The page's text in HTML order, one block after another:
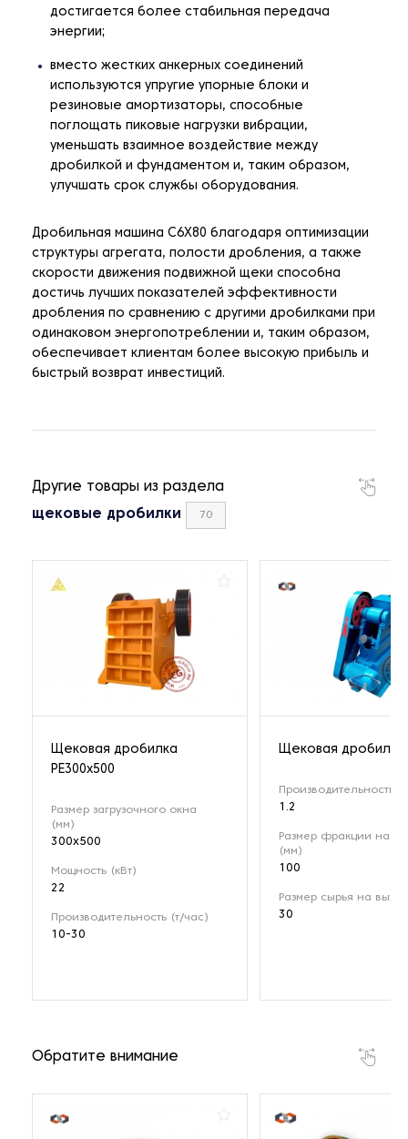
достигается более стабильная передача
энергии;
вместо жестких анкерных соединений
используются упругие упорные блоки и
резиновые амортизаторы, способные
поглощать пиковые нагрузки вибрации,
уменьшать взаимное воздействие между
дробилкой и фундаментом и, таким образом,
улучшать срок службы оборудования.
Дробильная машина C6X80 благодаря оптимизации
структуры агрегата, полости дробления, а также
скорости движения подвижной щеки способна
достичь лучших показателей эффективности
дробления по сравнению с другими дробилками при
одинаковом энергопотреблении и, таким образом,
обеспечивает клиентам более высокую прибыль и
быстрый возврат инвестиций.
Другие товары из раздела
щековые дробилки 70
Щековая дробилка
РЕ300x500
Размер загрузочного окна
(мм)
300x500
Мощность (кВт)
22
Производительность (т/час)
10-30
Щековая дробилка
Производительность
1.2
Размер фракции на
(мм)
100
Размер сырья на
30
Обратите внимание